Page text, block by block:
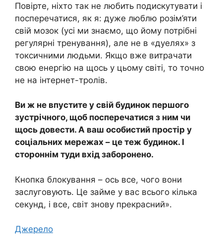
Повірте, ніхто так не любить подискутувати і
посперечатися, як я: дуже люблю розім’яти
свій мозок (усі ми знаємо, що йому потрібні
регулярні тренування), але не в «дуелях» з
токсичними людьми. Якщо вже витрачати
свою енергію на щось у цьому світі, то точно
не на інтернет-тролів.
Ви ж не впустите у свій будинок першого
зустрічного, щоб посперечатися з ним чи
щось довести. А ваш особистий простір у
соціальних мережах – це теж будинок. І
стороннім туди вхід заборонено.
Кнопка блокування – ось все, чого вони
заслуговують. Це займе у вас всього кілька
секунд, і все, світ знову прекрасний».
Джерело